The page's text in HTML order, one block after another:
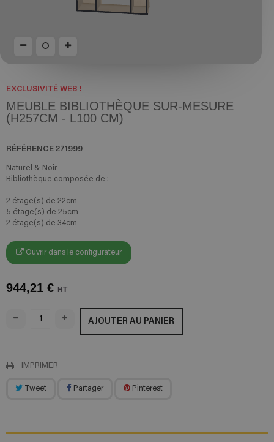
EXCLUSIVITÉ WEB !
MEUBLE BIBLIOTHÈQUE SUR-MESURE
(H257CM - L100 CM)
RÉFÉRENCE271999
Naturel & Noir
Bibliothèque composée de :
2 étage(s) de 22cm
5 étage(s) de 25cm
2 étage(s) de 34cm
Ouvrir dans le configurateur
944,21 € HT
AJOUTER AU PANIER
IMPRIMER
Tweet Partager Pinterest